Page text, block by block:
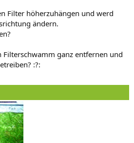
Filter höherzuhängen und werd
ändern.
Filterschwamm ganz entfernen und
:?: